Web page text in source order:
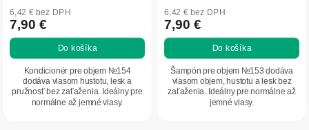
6,42 € bez DPH
7,90 €
Do košíka
Kondicionér pre objem №154
dodáva vlasom hustotu, lesk a
pružnosť bez zaťaženia. Ideálny pre
normálne až jemné vlasy.
6,42 € bez DPH
7,90 €
Do košíka
Šampón pre objem №153 dodáva
vlasom objem, hustotu a lesk bez
zaťaženia. Ideálny pre normálne až
jemné vlasy.